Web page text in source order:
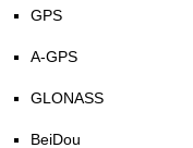
GPS
A-GPS
GLONASS
BeiDou